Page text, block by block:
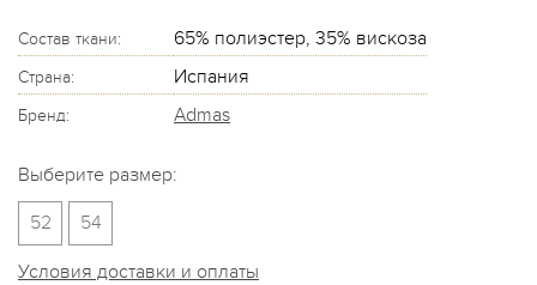
Состав ткани: 65% полиэстер, 35% вискоза
Страна: Испания
Бренд: Admas
Выберите размер:
52
54
Условия доставки и оплаты